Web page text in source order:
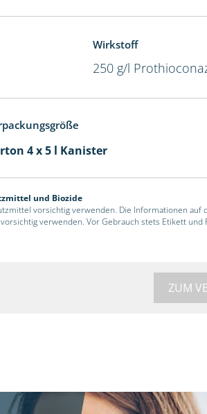
Wirkstoff
250 g/l
4 x 5 l Kanister
und Biozide
vorsichtig verwenden. Die Informationen auf
verwenden. Vor Gebrauch stets Etikett
ZUM